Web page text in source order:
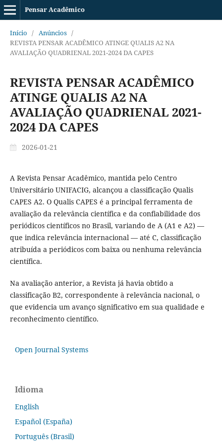
Pensar Acadêmico
Início / Anúncios /
REVISTA PENSAR ACADÊMICO ATINGE QUALIS A2 NA
AVALIAÇÃO QUADRIENAL 2021-2024 DA CAPES
REVISTA PENSAR ACADÊMICO
ATINGE QUALIS A2 NA
AVALIAÇÃO QUADRIENAL 2021-
2024 DA CAPES
2026-01-21
A Revista Pensar Acadêmico, mantida pelo Centro
Universitário UNIFACIG, alcançou a classificação Qualis
CAPES A2. O Qualis CAPES é a principal ferramenta de
avaliação da relevância científica e da confiabilidade dos
periódicos científicos no Brasil, variando de A (A1 e A2) —
que indica relevância internacional — até C, classificação
atribuída a periódicos com baixa ou nenhuma relevância
científica.
Na avaliação anterior, a Revista já havia obtido a
classificação B2, correspondente à relevância nacional, o
que evidencia um avanço significativo em sua qualidade e
reconhecimento científico.
Open Journal Systems
Idioma
English
Español (España)
Português (Brasil)